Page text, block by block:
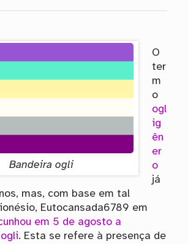
Bandeira ogli
O
ter
m
o
ogl
ig
ên
er
o
já
mas, com base em tal
Eutocansada6789 em
em 5 de agosto a
. Esta se refere à presença de